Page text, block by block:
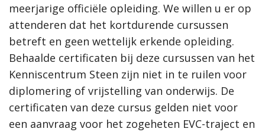
meerjarige officiële opleiding. We willen u er op
attenderen dat het kortdurende cursussen
betreft en geen wettelijk erkende opleiding.
Behaalde certificaten bij deze cursussen van het
Kenniscentrum Steen zijn niet in te ruilen voor
diplomering of vrijstelling van onderwijs. De
certificaten van deze cursus gelden niet voor
een aanvraag voor het zogeheten EVC-traject en